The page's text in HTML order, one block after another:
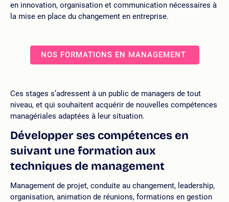
en innovation, organisation et communication nécessaires à
la mise en place du changement en entreprise.
NOS FORMATIONS EN MANAGEMENT
Ces stages s’adressent à un public de managers de tout
niveau, et qui souhaitent acquérir de nouvelles compétences
managériales adaptées à leur situation.
Développer ses compétences en
suivant une formation aux
techniques de management
Management de projet, conduite au changement, leadership,
organisation, animation de réunions, formations en gestion